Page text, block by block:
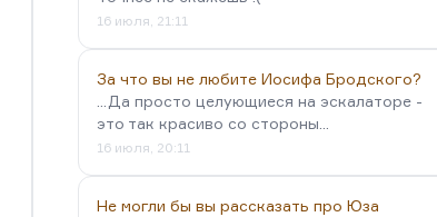
16 июля, 21:11
За что вы не любите Иосифа Бродского?
...Да просто целующиеся на эскалаторе -
это так красиво со стороны...
16 июля, 20:11
Не могли бы вы рассказать про Юза